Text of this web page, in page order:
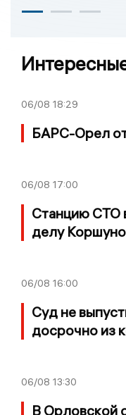
06/08 18:29
БАРС-Орел
06/08 17:00
Станцию СТО
делу
06/08 16:00
Суд не
досрочно из
06/08 13:30
В Орловской